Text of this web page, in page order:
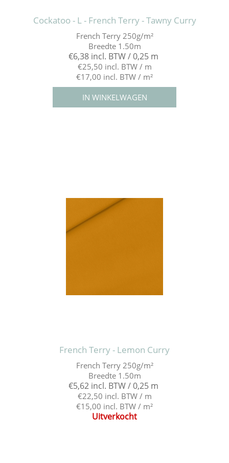
Cockatoo - L - French Terry - Tawny Curry
French Terry 250g/m²
Breedte 1.50m
€6,38 incl. BTW / 0,25 m
€25,50 incl. BTW / m
€17,00 incl. BTW / m²
French Terry - Lemon Curry
French Terry 250g/m²
Breedte 1.50m
€5,62 incl. BTW / 0,25 m
€22,50 incl. BTW / m
€15,00 incl. BTW / m²
Uitverkocht